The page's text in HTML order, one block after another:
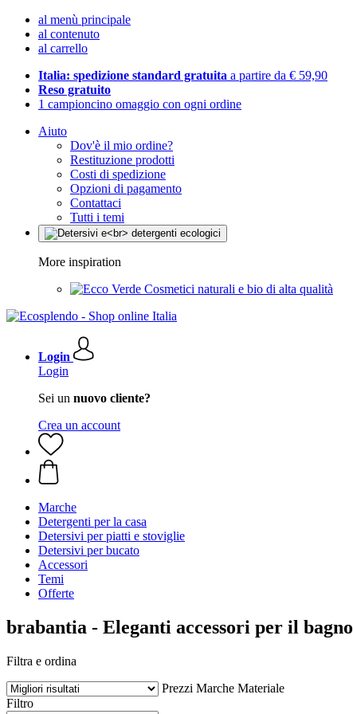
al menù principale
al contenuto
al carrello
Italia: spedizione standard gratuita a partire da € 59,90
Reso gratuito
1 campioncino omaggio con ogni ordine
Aiuto
Dov'è il mio ordine?
Restituzione prodotti
Costi di spedizione
Opzioni di pagamento
Contattaci
Tutti i temi
More inspiration
Cosmetici naturali e bio di alta qualità
Login
Login
Sei un nuovo cliente?
Crea un account
Marche
Detergenti per la casa
Detersivi per piatti e stoviglie
Detersivi per bucato
Accessori
Temi
Offerte
brabantia - Eleganti accessori per il bagno
Filtra e ordina
Prezzi Marche Materiale
Filtro